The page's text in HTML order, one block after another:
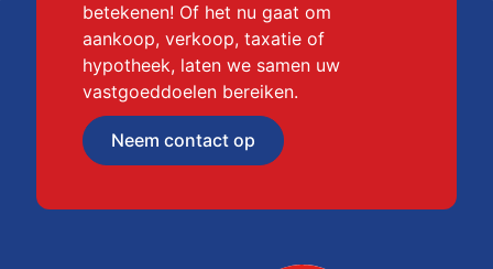
betekenen! Of het nu gaat om
aankoop, verkoop, taxatie of
hypotheek, laten we samen uw
vastgoeddoelen bereiken.
Neem contact op